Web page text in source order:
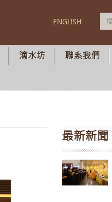
ENGLISH
滴水坊 聯系我們
最新新聞